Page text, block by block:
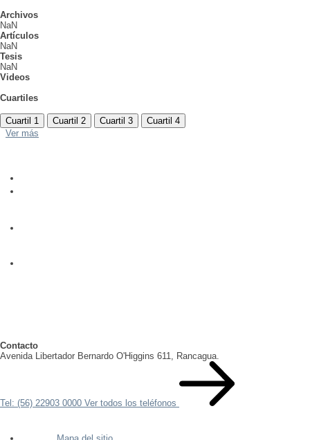
Archivos
NaN
Artículos
NaN
Tesis
NaN
Videos
Cuartiles
Cuartil 1 Cuartil 2 Cuartil 3
Cuartil 4
Ver más
Contacto
Avenida Libertador Bernardo O'Higgins 611, Rancagua.
Tel: (56) 22903 0000 Ver todos los teléfonos